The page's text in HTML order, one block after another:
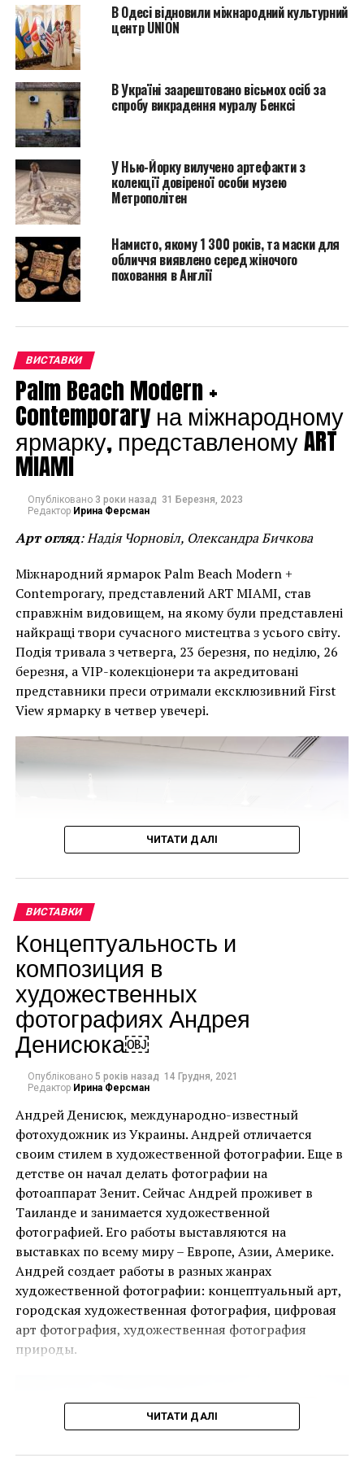
Франческо Бонами. Экспозицию “Relics” можно
будет наблюдать в выставочном центре Al Riwaq
Exhibition Hall в период с 10 октября до 22 января
2014 года.
Дэмиен Херст “For the Love of God”. (2007)
Дэмиен Херст у работы “The Immortal”. (1997 – 2005)
В Одесі відновили міжнародний культурний
центр UNION
В Україні заарештовано вісьмох осіб за
спробу викрадення муралу Бенксі
У Нью-Йорку вилучено артефакти з
колекції довіреної особи музею
Метрополітен
Намисто, якому 1 300 років, та маски для
обличчя виявлено серед жіночого
поховання в Англії
ВИСТАВКИ
Palm Beach Modern +
Contemporary на міжнародному
ярмарку, представленому ART
MIAMI
Опубліковано 3 роки назад 31 Березня, 2023
Редактор Ирина Ферсман
Арт огляд: Надія Чорновіл, Олександра Бичкова
Міжнародний ярмарок Palm Beach Modern +
Contemporary, представлений ART MIAMI, став
справжнім видовищем, на якому були представлені
найкращі твори сучасного мистецтва з усього світу.
Подія тривала з четверга, 23 березня, по неділю, 26
березня, а VIP-колекціонери та акредитовані
представники преси отримали ексклюзивний First
View ярмарку в четвер увечері.
Ця подія, яку не можна пропустити, дала
можливість поціновувачам мистецтва придбати
деякі з найбільш інвестиційно привабливих творів
ще до того, як ярмарок відкрився для публіки.
Однією з найяскравіших подій ярмарку стала
виставка двадцяти чотирьох вибраних робіт
Руперта Гарсії, одного з найвідоміших художників-
чикано, представлених колекцією спадщини
директор і куратор музею, за підтримки Bourlet Art
ЧИТАТИ ДАЛІ
ВИСТАВКИ
Концептуальность и
композиция в
художественных
фотографиях Андрея
Денисюка￼
Опубліковано 5 років назад 14 Грудня, 2021
Редактор Ирина Ферсман
Андрей Денисюк, международно-известный
фотохудожник из Украины. Андрей отличается
своим стилем в художественной фотографии. Еще в
детстве он начал делать фотографии на
фотоаппарат Зенит. Сейчас Андрей проживет в
Таиланде и занимается художественной
фотографией. Его работы выставляются на
выставках по всему миру – Европе, Азии, Америке.
Андрей создает работы в разных жанрах
художественной фотографии: концептуальный арт,
городская художественная фотография, цифровая
арт фотография, художественная фотография
природы.
ЧИТАТИ ДАЛІ